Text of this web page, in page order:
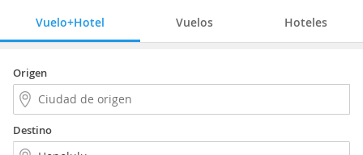
Vuelo+Hotel Vuelos Hoteles
Origen
Destino